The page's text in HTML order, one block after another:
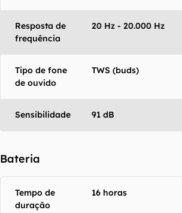
Resposta de
frequência
20 Hz - 20.000 Hz
Tipo de fone
de ouvido
TWS (buds)
Sensibilidade 91 dB
Bateria
Tempo de
duração
16 horas